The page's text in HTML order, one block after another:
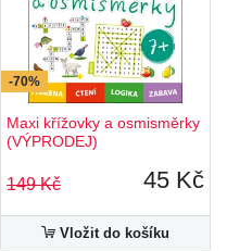
-70%
Maxi křížovky a osmisměrky
(VÝPRODEJ)
149 Kč 45 Kč
Vložit do košíku